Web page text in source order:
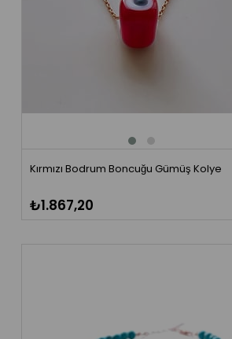
Kırmızı Bodrum Boncuğu Gümüş Kolye
₺1.867,20